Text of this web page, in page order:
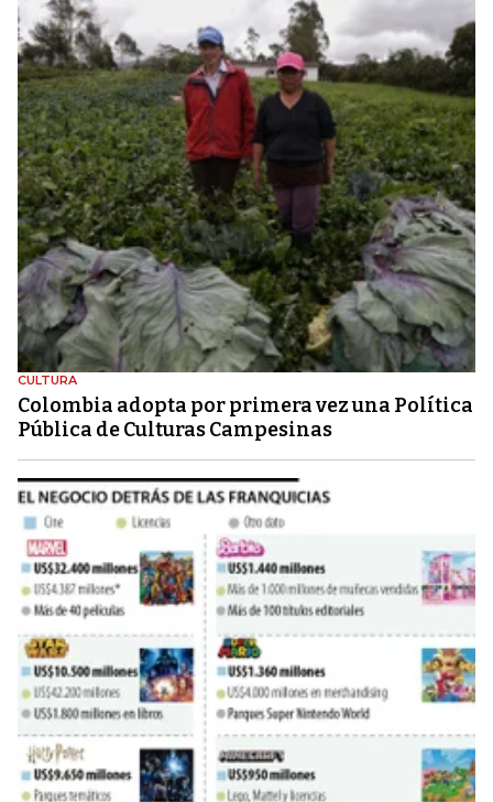
CULTURA
Colombia adopta por primera vez una Política
Pública de Culturas Campesinas